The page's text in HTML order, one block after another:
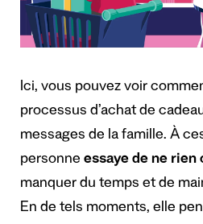
Ici, vous pouvez voir
processus d’achat de
messages de la famille. À
personne essaye de ne rien
manquer du temps et de
En de tels moments, elle